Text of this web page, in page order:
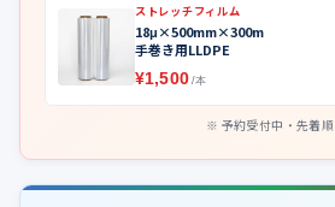
ストレッチフィルム
18μ×500mm×300m
手巻き用LLDPE
¥1,500 /本
予約受付中・先着順